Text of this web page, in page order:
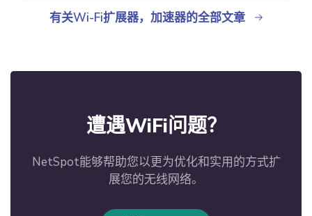
有关Wi-Fi扩展器，加速器的全部文章
遭遇WiFi问题？
NetSpot能够帮助您以更为优化和实用的方式扩
展您的无线网络。